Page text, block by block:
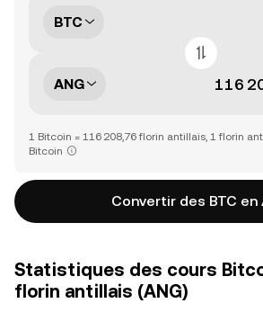
BTC
ANG
1 Bitcoin = 116 208,76 florin antillais, 1 florin
Bitcoin
Convertir des BTC en
Statistiques des cours
florin antillais (ANG)